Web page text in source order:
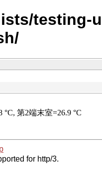
testing-
for http/3.